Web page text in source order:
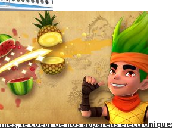
le coeur de nos appareils